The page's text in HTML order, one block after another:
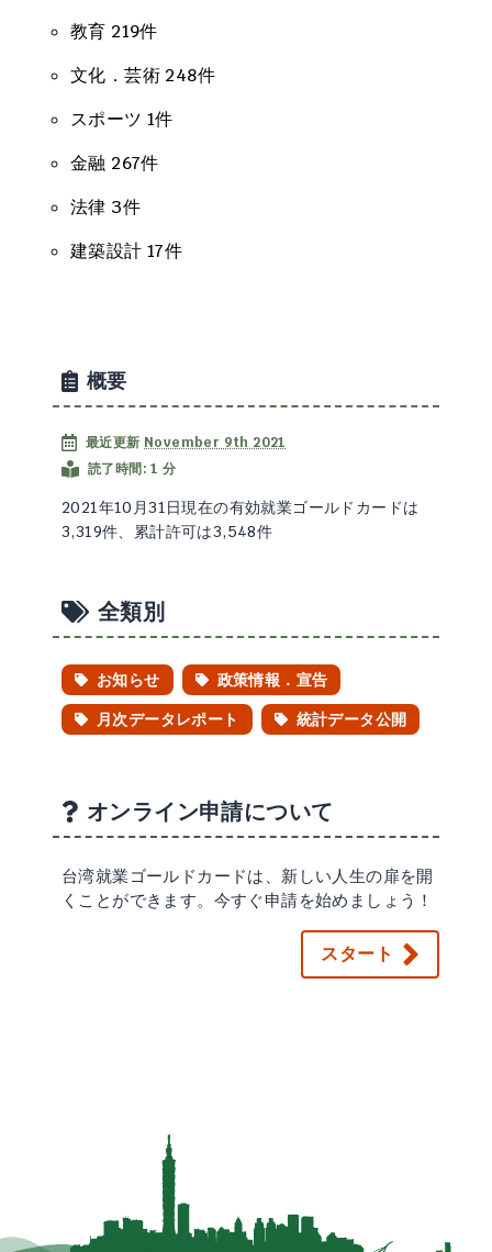
教育 219件
文化．芸術 248件
スポーツ 1件
金融 267件
法律 3件
建築設計 17件
概要
最近更新 November 9th 2021
読了時間: 1 分
2021年10月31日現在の有効就業ゴールドカードは
3,319件、累計許可は3,548件
全類別
お知らせ
政策情報．宣告
月次データレポート
統計データ公開
オンライン申請について
台湾就業ゴールドカードは、新しい人生の扉を開
くことができます。今すぐ申請を始めましょう！
スタート